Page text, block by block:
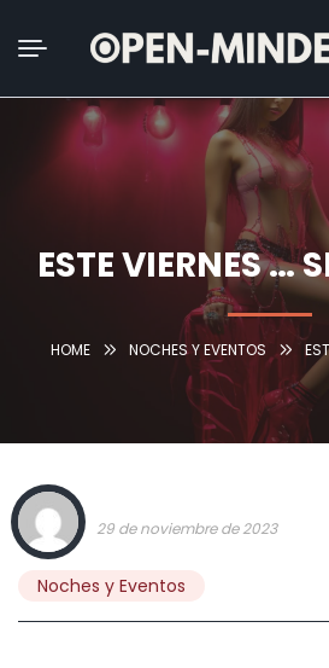
Buscar:
ESTE VIERNES …
HOME NOCHES Y EVENTOS
29 de noviembre de 2023
Noches y Eventos